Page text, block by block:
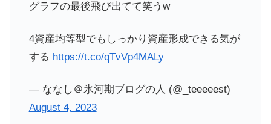
グラフの最後飛び出てて笑うw
4資産均等型でもしっかり資産形成できる気が
する https://t.co/qTvVp4MALy
— ななし＠氷河期ブログの人 (@_teeeeest)
August 4, 2023